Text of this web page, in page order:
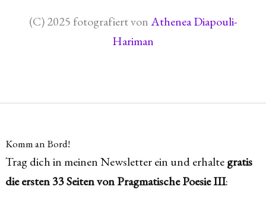
(C) 2025 fotografiert vonAthenea Diapouli-
Hariman
Komm an Bord!
Trag dich in meinen Newsletter ein und erhaltegratis
die ersten 33 Seiten von Pragmatische Poesie III: